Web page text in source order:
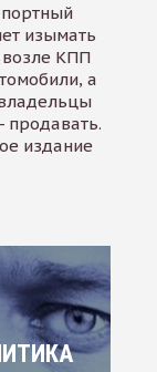
изымать
КПП
а
продавать.
издание